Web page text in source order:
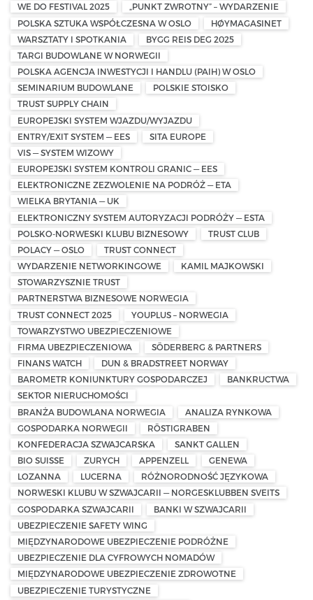
WE DO FESTIVAL 2025
„PUNKT ZWROTNY” – WYDARZENIE
POLSKA SZTUKA WSPÓŁCZESNA W OSLO
HØYMAGASINET
WARSZTATY I SPOTKANIA
BYGG REIS DEG 2025
TARGI BUDOWLANE W NORWEGII
POLSKA AGENCJA INWESTYCJI I HANDLU (PAIH) W OSLO
SEMINARIUM BUDOWLANE
POLSKIE STOISKO
TRUST SUPPLY CHAIN
EUROPEJSKI SYSTEM WJAZDU/WYJAZDU
ENTRY/EXIT SYSTEM — EES
SITA EUROPE
VIS — SYSTEM WIZOWY
EUROPEJSKI SYSTEM KONTROLI GRANIC — EES
ELEKTRONICZNE ZEZWOLENIE NA PODRÓŻ — ETA
WIELKA BRYTANIA — UK
ELEKTRONICZNY SYSTEM AUTORYZACJI PODRÓŻY — ESTA
POLSKO-NORWESKI KLUBU BIZNESOWY
TRUST CLUB
POLACY — OSLO
TRUST CONNECT
WYDARZENIE NETWORKINGOWE
KAMIL MAJKOWSKI
STOWARZYSZNIE TRUST
PARTNERSTWA BIZNESOWE NORWEGIA
TRUST CONNECT 2025
YOUPLUS – NORWEGIA
TOWARZYSTWO UBEZPIECZENIOWE
FIRMA UBEZPIECZENIOWA
SÖDERBERG & PARTNERS
FINANS WATCH
DUN & BRADSTREET NORWAY
BAROMETR KONIUNKTURY GOSPODARCZEJ
BANKRUCTWA
SEKTOR NIERUCHOMOŚCI
BRANŻA BUDOWLANA NORWEGIA
ANALIZA RYNKOWA
GOSPODARKA NORWEGII
RÖSTIGRABEN
KONFEDERACJA SZWAJCARSKA
SANKT GALLEN
BIO SUISSE
ZURYCH APPENZELL
GENEWA
LOZANNA
LUCERNA
RÓŻNORODNOŚĆ JĘZYKOWA
NORWESKI KLUBU W SZWAJCARII — NORGESKLUBBEN SVEITS
GOSPODARKA SZWAJCARII
BANKI W SZWAJCARII
UBEZPIECZENIE SAFETY WING
MIĘDZYNARODOWE UBEZPIECZENIE PODRÓŻNE
UBEZPIECZENIE DLA CYFROWYCH NOMADÓW
MIĘDZYNARODOWE UBEZPIECZENIE ZDROWOTNE
UBEZPIECZENIE TURYSTYCZNE